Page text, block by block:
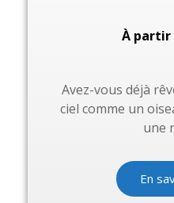
À partir
Avez-vous déjà
ciel comme un
une
En